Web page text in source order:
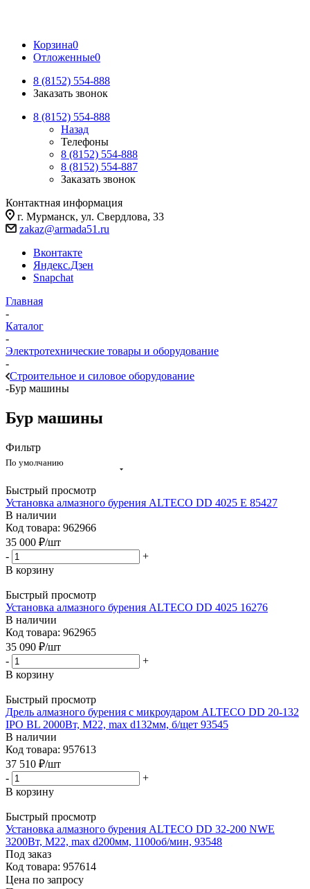
Корзина0
Отложенные0
8 (8152) 554-888
Заказать звонок
8 (8152) 554-888
Назад
Телефоны
8 (8152) 554-888
8 (8152) 554-887
Заказать звонок
Контактная информация
г. Мурманск, ул. Свердлова, 33
zakaz@armada51.ru
Вконтакте
Яндекс.Дзен
Snapchat
Главная
-
Каталог
-
Электротехнические товары и оборудование
-
Строительное и силовое оборудование
-Бур машины
Бур машины
Фильтр
По умолчанию
Быстрый просмотр
Установка алмазного бурения ALTECO DD 4025 E 85427
В наличии
Код товара: 962966
35 000 ₽/шт
-
+
В корзину
Быстрый просмотр
Установка алмазного бурения ALTECO DD 4025 16276
В наличии
Код товара: 962965
35 090 ₽/шт
-
+
В корзину
Быстрый просмотр
Дрель алмазного бурения с микроударом ALTECO DD 20-132
IPO BL 2000Вт, М22, max d132мм, б/щет 93545
В наличии
Код товара: 957613
37 510 ₽/шт
-
+
В корзину
Быстрый просмотр
Установка алмазного бурения ALTECO DD 32-200 NWE
3200Вт, М22, max d200мм, 1100об/мин, 93548
Под заказ
Код товара: 957614
Цена по запросу